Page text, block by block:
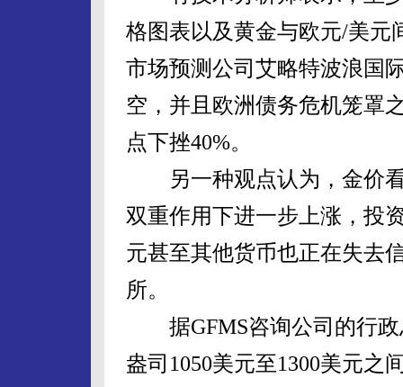
格图表以及黄金与欧元/美元
市场预测公司艾略特波浪国
空，并且欧洲债务危机笼罩
点下挫40%。
另一种观点认为，金价看
双重作用下进一步上涨，投
元甚至其他货币也正在失去
所。
据GFMS咨询公司的行政
盎司1050美元至1300美元之